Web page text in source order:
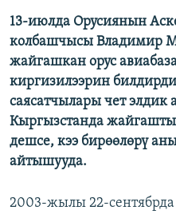
13-июлда Орусиянын
колбашчысы Владимир
жайгашкан орус
киргизилээрин
саясатчылары чет элдик
Кыргызстанда
дешсе, кээ бирөөлөрү
айтышууда.
2003-жылы 22-